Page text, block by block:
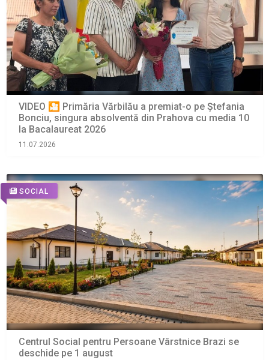
VIDEO 🎦 Primăria Vărbilău a premiat-o pe Ștefania
Bonciu, singura absolventă din Prahova cu media 10
la Bacalaureat 2026
11.07.2026
SOCIAL
Centrul Social pentru Persoane Vârstnice Brazi se
deschide pe 1 august